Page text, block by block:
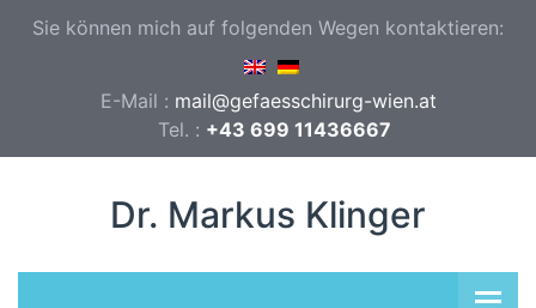
Sie können mich auf folgenden Wegen kontaktieren:
E-Mail : mail@gefaesschirurg-wien.at
Tel. : +43 699 11436667
Dr. Markus Klinger